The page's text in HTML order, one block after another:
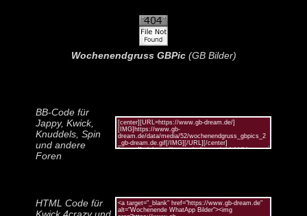
Wochenendgruss GBPic(GB Bilder)
BB-Code für
Jappy, Kwick,
Knuddels, Spin
und andere
Foren
HTML Code für
Kwick,4crazy und